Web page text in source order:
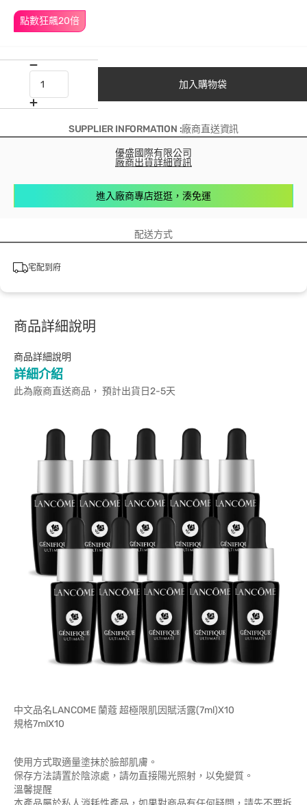
點數狂飆20倍
加入購物袋
SUPPLIER INFORMATION :廠商直送資訊
優盛國際有限公司
廠商出貨詳細資訊
進入廠商專店逛逛，湊免運
配送方式
宅配到府
商品詳細說明
商品詳細說明
詳細介紹
此為廠商直送商品， 預計出貨日2-5天
中文品名LANCOME 蘭蔻 超極限肌因賦活露(7ml)X10
規格7mlX10
使用方式取適量塗抹於臉部肌膚。
保存方法請置於陰涼處，請勿直接陽光照射，以免變質。
溫馨提醒